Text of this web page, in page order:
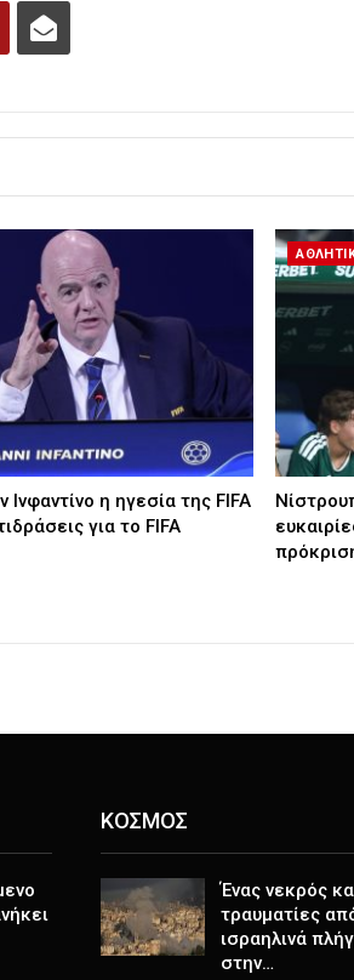
Ινφαντίνο η ηγεσία της FIFA
για το FIFA
ΚΟΣΜΟΣ
Ένας νεκρός
τραυματίες
ισραηλινά
στην…